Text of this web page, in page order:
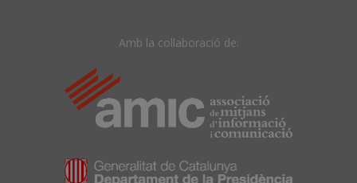
Amb la col·laboració de: